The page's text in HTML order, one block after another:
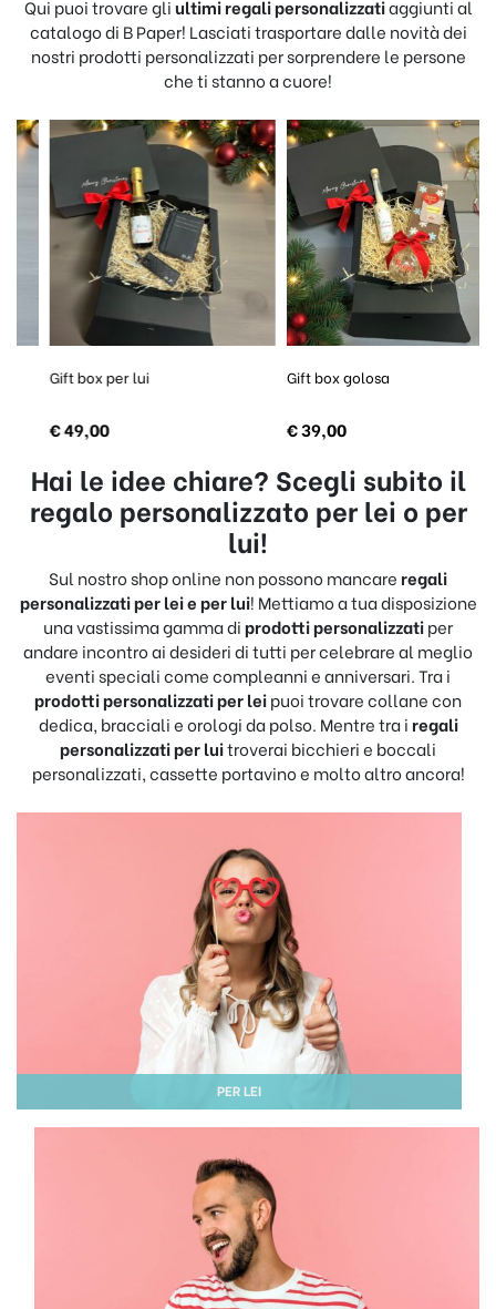
Qui puoi trovare gliultimi regali personalizzatiaggiunti al
catalogo di B Paper! Lasciati trasportare dalle novità dei
nostri prodotti personalizzati per sorprendere le persone
che ti stanno a cuore!
Gift box per lui
49,00
Gift box golosa
39,00
Hai le idee chiare? Scegli subito il
regalo personalizzato per lei o per
lui!
Sul nostro shop online non possono mancare regali
personalizzati per lei e per lui! Mettiamo a tua disposizione
una vastissima gamma diprodotti personalizzatiper
andare incontro ai desideri di tutti per celebrare al meglio
eventi speciali come compleanni e anniversari. Tra i
prodotti personalizzati per leipuoi trovare collane con
dedica, bracciali e orologi da polso. Mentre tra i regali
personalizzati per luitroverai bicchieri e boccali
personalizzati, cassette portavino e molto altro ancora!
PER LEI